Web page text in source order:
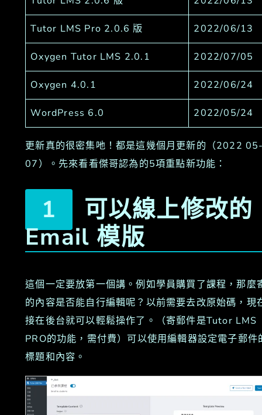
Tutor LMS Pro 2.0.6 版 2022/06/13
Oxygen Tutor LMS 2.0.1 2022/07/05
Oxygen 4.0.1 2022/06/24
WordPress 6.0 2022/05/24
更新真的很密集吔！都是這幾個月更新的（2022
07）。先來看看傑哥認為的5項重點新功能：
可以線上修改的
Email 模版
這個一定要放第一個講。例如學員購買了課程，那麼
的內容是否能自行編輯呢？以前需要去改原始碼，現
接在後台就可以輕鬆操作了。（寄郵件是Tutor LMS
PRO的功能，需付費）可以使用編輯器設定電子郵件
標題和內容。